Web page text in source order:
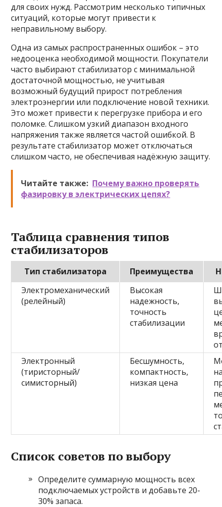
для своих нужд. Рассмотрим несколько типичных
ситуаций, которые могут привести к
неправильному выбору.
Одна из самых распространенных ошибок – это
недооценка необходимой мощности. Покупатели
часто выбирают стабилизатор с минимальной
достаточной мощностью, не учитывая
возможный будущий прирост потребления
электроэнергии или подключение новой техники.
Это может привести к перегрузке прибора и его
поломке. Слишком узкий диапазон входного
напряжения также является частой ошибкой. В
результате стабилизатор может отключаться
слишком часто, не обеспечивая надёжную защиту.
Читайте также: Почему важно проверять
фазировку в электрических цепях?
Таблица сравнения типов
стабилизаторов
Тип стабилизатора Преимущества
Электромеханический
(релейный)
Высокая
надежность,
точность
стабилизации
Электронный
(тиристорный/
симисторный)
Бесшумность,
компактность,
низкая цена
Список советов по выбору
Определите суммарную мощность всех
подключаемых устройств и добавьте 20-
30% запаса.